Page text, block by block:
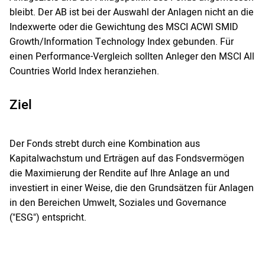
bleibt. Der AB ist bei der Auswahl der Anlagen nicht an die
Indexwerte oder die Gewichtung des MSCI ACWI SMID
Growth/Information Technology Index gebunden. Für
einen Performance-Vergleich sollten Anleger den MSCI All
Countries World Index heranziehen.
Ziel
Der Fonds strebt durch eine Kombination aus
Kapitalwachstum und Erträgen auf das Fondsvermögen
die Maximierung der Rendite auf Ihre Anlage an und
investiert in einer Weise, die den Grundsätzen für Anlagen
in den Bereichen Umwelt, Soziales und Governance
("ESG") entspricht.